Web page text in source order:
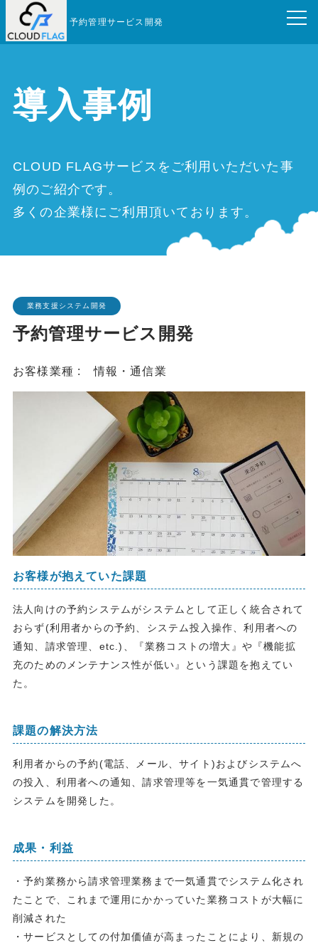
予約管理サービス開発
導入事例
CLOUD FLAGサービスをご利用いただいた事
例のご紹介です。
多くの企業様にご利用頂いております。
業務支援システム開発
予約管理サービス開発
お客様業種 : 情報・通信業
お客様が抱えていた課題
法人向けの予約システムがシステムとして正しく統合されて
おらず(利用者からの予約、システム投入操作、利用者への
通知、請求管理、etc.)、『業務コストの増大』や『機能拡
充のためのメンテナンス性が低い』という課題を抱えてい
た。
課題の解決方法
利用者からの予約(電話、メール、サイト)およびシステムへ
の投入、利用者への通知、請求管理等を一気通貫で管理する
システムを開発した。
成果・利益
・予約業務から請求管理業務まで一気通貫でシステム化され
たことで、これまで運用にかかっていた業務コストが大幅に
削減された
・サービスとしての付加価値が高まったことにより、新規の